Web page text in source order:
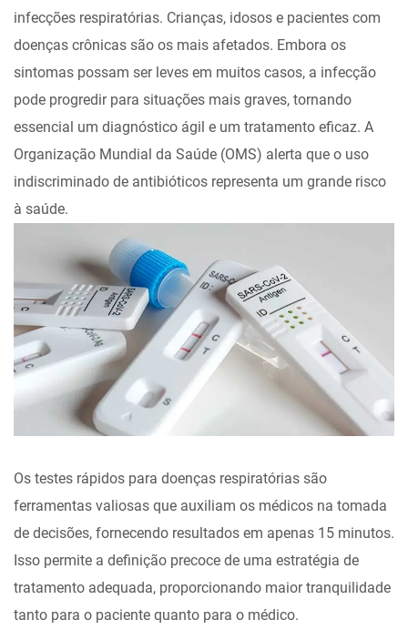
infecções respiratórias. Crianças, idosos e pacientes com
doenças crônicas são os mais afetados. Embora os
sintomas possam ser leves em muitos casos, a infecção
pode progredir para situações mais graves, tornando
essencial um diagnóstico ágil e um tratamento eficaz. A
Organização Mundial da Saúde (OMS) alerta que o uso
indiscriminado de antibióticos representa um grande risco
à saúde.
Os testes rápidos para doenças respiratórias são
ferramentas valiosas que auxiliam os médicos na tomada
de decisões, fornecendo resultados em apenas 15 minutos.
Isso permite a definição precoce de uma estratégia de
tratamento adequada, proporcionando maior tranquilidade
tanto para o paciente quanto para o médico.